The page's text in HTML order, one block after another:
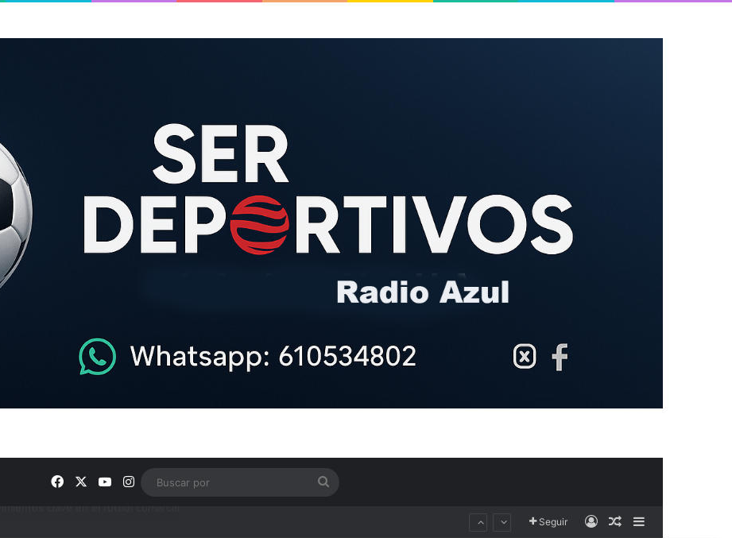
FacebookYouTube
Instagram
Seguir AccesoPublicación al